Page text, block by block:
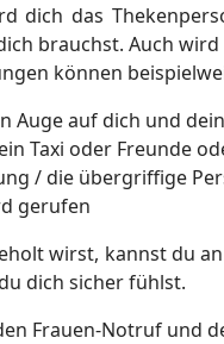
dich das
brauchst. Auch
können
Auge auf dich und
Taxi oder Freunde
/ die übergriffige
gerufen
wirst, kannst du
dich sicher fühlst.
Frauen-Notruf und